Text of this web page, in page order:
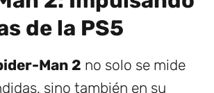
de la PS5
Man 2 no solo se mide
sino también en su